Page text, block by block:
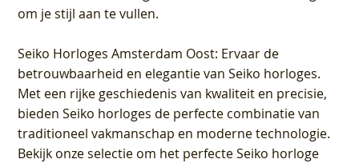
om je stijl aan te vullen.
Seiko Horloges Amsterdam Oost: Ervaar de
betrouwbaarheid en elegantie van Seiko horloges.
Met een rijke geschiedenis van kwaliteit en precisie,
bieden Seiko horloges de perfecte combinatie van
traditioneel vakmanschap en moderne technologie.
Bekijk onze selectie om het perfecte Seiko horloge